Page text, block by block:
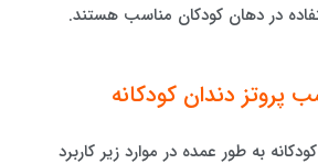
در دهان کودکان مناسب هستند.
پروتز دندان کودکانه
به طور عمده در موارد زیر کاربرد